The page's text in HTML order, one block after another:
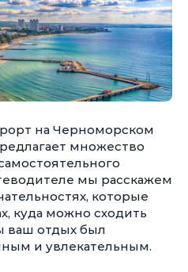
на Черноморском
множество
мы расскажем
которые
куда можно сходить
ваш отдых был
и увлекательным.